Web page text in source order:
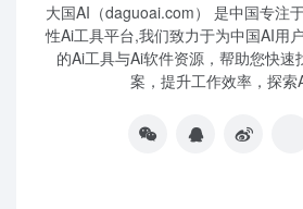
大国AI（daguoai.com） 是中国专注
性Ai工具平台,我们致力于为中国AI用
的Ai工具与Ai软件资源，帮助您快速
案，提升工作效率，探索